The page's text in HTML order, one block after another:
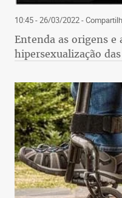
10:45 - 26/03/2022-
Entenda as origens e
hipersexualização